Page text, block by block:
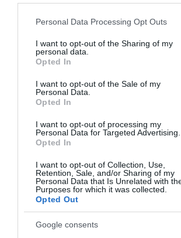
Please note that this website/app uses one
not limited to your visit or usage behaviour.
grant or deny consent to Google and its
use your data for below specified purposes
consent section.
Personal Data Processing Opt Outs
I want to opt-out of the Sharing of my
personal data.
Opted In
I want to opt-out of the Sale of my
Personal Data.
Opted In
I want to opt-out of processing my
Personal Data for Targeted Advertising.
Opted In
I want to opt-out of Collection, Use,
Retention, Sale, and/or Sharing of my
Personal Data that Is Unrelated with
Purposes for which it was collected.
Opted Out
Google consents